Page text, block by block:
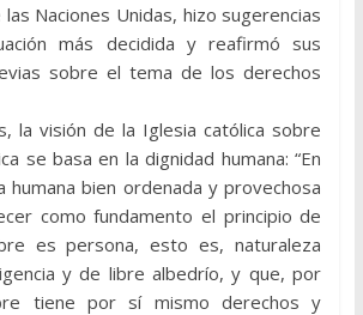
Naciones Unidas, hizo sugerencias
más decidida y reafirmó sus
sobre el tema de los derechos
la visión de la Iglesia católica sobre
se basa en la dignidad humana: “En
humana bien ordenada y provechosa
como fundamento el principio de
es persona, esto es, naturaleza
y de libre albedrío, y que, por
tiene por sí mismo derechos y